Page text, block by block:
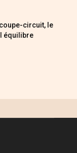
circuit, le
équilibre